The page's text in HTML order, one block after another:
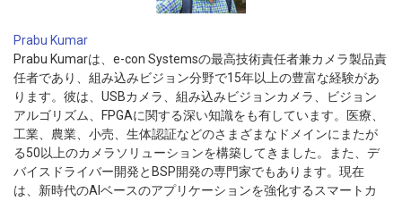
Prabu Kumar
Prabu Kumarは、e-con Systemsの最高技術責任者兼カメラ製品責
任者であり、組み込みビジョン分野で15年以上の豊富な経験があ
ります。彼は、USBカメラ、組み込みビジョンカメラ、ビジョン
アルゴリズム、FPGAに関する深い知識をも有しています。医療、
工業、農業、小売、生体認証などのさまざまなドメインにまたが
る50以上のカメラソリューションを構築してきました。また、デ
バイスドライバー開発とBSP開発の専門家でもあります。現在
は、新時代のAIベースのアプリケーションを強化するスマートカ